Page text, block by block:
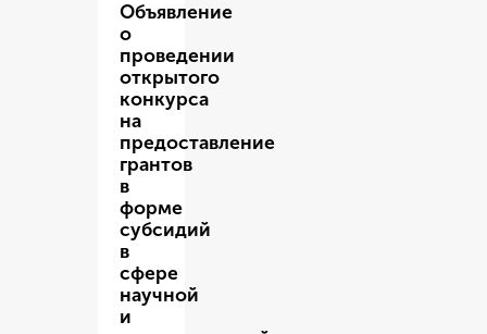
Объявление
о
проведении
открытого
конкурса
на
предоставление
грантов
в
форме
субсидий
в
сфере
научной
и